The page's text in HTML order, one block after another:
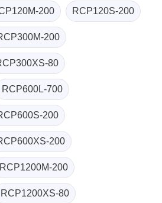
200 RCP120S-200
200
80
RCP600L-700
200
200
RCP1200M-200
RCP1200XS-80